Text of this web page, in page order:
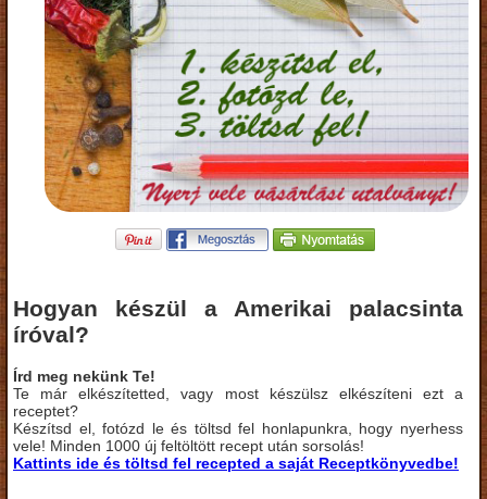
Hogyan készül a Amerikai palacsinta
íróval?
Írd meg nekünk Te!
Te már elkészítetted, vagy most készülsz elkészíteni ezt a
receptet?
Készítsd el, fotózd le és töltsd fel honlapunkra, hogy nyerhess
vele! Minden 1000 új feltöltött recept után sorsolás!
Kattints ide és töltsd fel recepted a saját Receptkönyvedbe!